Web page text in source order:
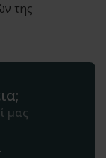
της
μας